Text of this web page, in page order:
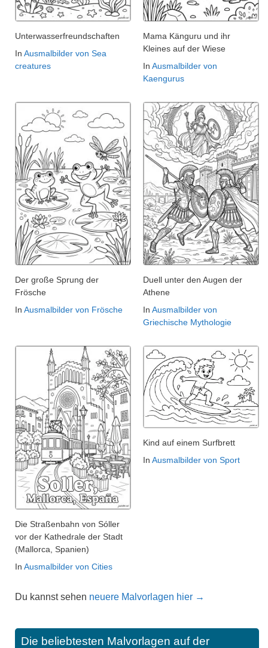
Unterwasserfreundschaften
In Ausmalbilder von Sea
creatures
Mama Känguru und ihr
Kleines auf der Wiese
In Ausmalbilder von
Kaengurus
Der große Sprung der
Frösche
In Ausmalbilder von Frösche
Duell unter den Augen der
Athene
In Ausmalbilder von
Griechische Mythologie
Die Straßenbahn von Sóller
vor der Kathedrale der Stadt
(Mallorca, Spanien)
In Ausmalbilder von Cities
Kind auf einem Surfbrett
In Ausmalbilder von Sport
Du kannst sehen neuere Malvorlagen hier →
Die beliebtesten Malvorlagen auf der